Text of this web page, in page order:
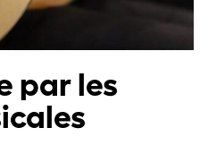
par les